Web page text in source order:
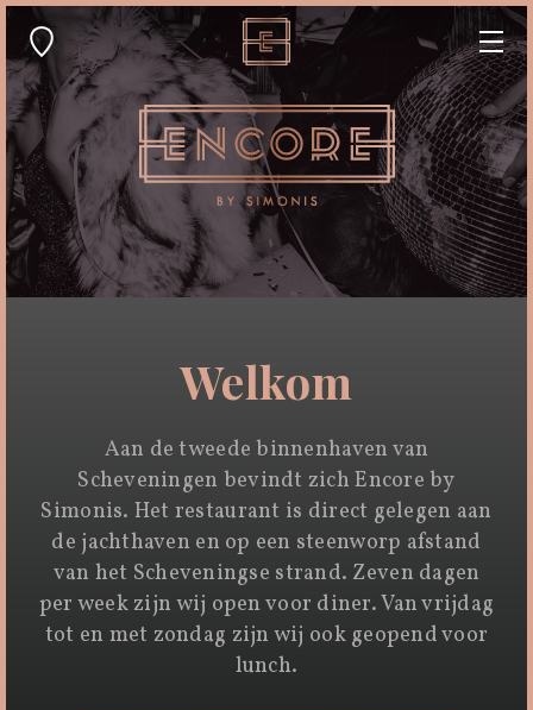
Welkom
Aan de tweede binnenhaven van
Scheveningen bevindt zich Encore by
Simonis. Het restaurant is direct gelegen aan
de jachthaven en op een steenworp afstand
van het Scheveningse strand. Zeven dagen
per week zijn wij open voor diner. Van vrijdag
tot en met zondag zijn wij ook geopend voor
lunch.